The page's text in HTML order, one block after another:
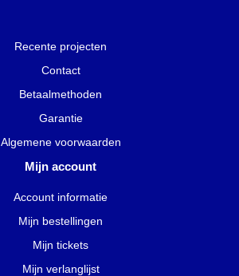
Recente projecten
Contact
Betaalmethoden
Garantie
Algemene voorwaarden
Mijn account
Account informatie
Mijn bestellingen
Mijn tickets
Mijn verlanglijst